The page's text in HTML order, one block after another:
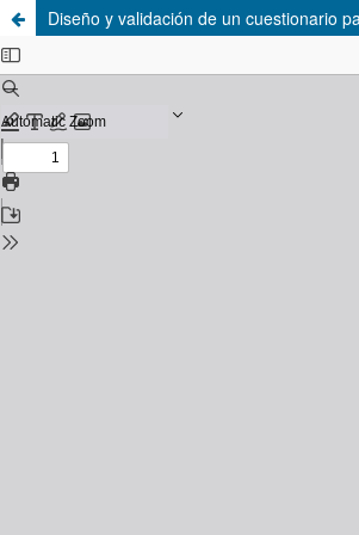
Diseño y validación de un cuestionario